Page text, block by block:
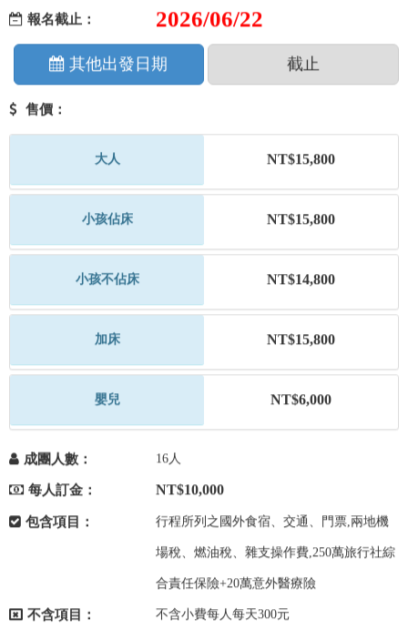
報名截止： 2026/06/22
其他出發日期 截止
售價：
大人 NT$15,800
小孩佔床 NT$15,800
小孩不佔床 NT$14,800
加床 NT$15,800
嬰兒 NT$6,000
成團人數： 16人
每人訂金： NT$10,000
包含項目： 行程所列之國外食宿、交通、門票,兩地機
場稅、燃油稅、雜支操作費,250萬旅行社綜
合責任保險+20萬意外醫療險
不含項目： 不含小費每人每天300元